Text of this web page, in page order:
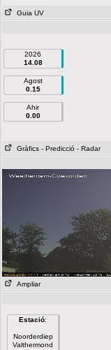
Guia UV
2026
14.08
Agost
0.15
Ahir
0.00
Gràfics - Predicció - Radar
Ampliar
Estació:
Noorderdiep
Valthermond